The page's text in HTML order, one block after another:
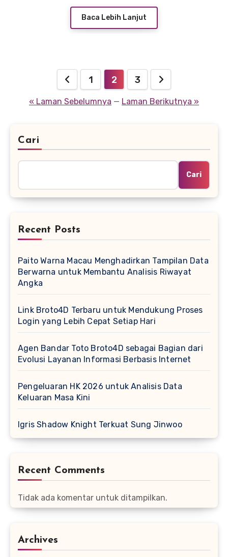
Baca Lebih Lanjut
Paginasi
pos
1 2 3
« Laman Sebelumnya — Laman Berikutnya »
Cari
Cari
Recent Posts
Paito Warna Macau Menghadirkan Tampilan Data
Berwarna untuk Membantu Analisis Riwayat
Angka
Link Broto4D Terbaru untuk Mendukung Proses
Login yang Lebih Cepat Setiap Hari
Agen Bandar Toto Broto4D sebagai Bagian dari
Evolusi Layanan Informasi Berbasis Internet
Pengeluaran HK 2026 untuk Analisis Data
Keluaran Masa Kini
Igris Shadow Knight Terkuat Sung Jinwoo
Recent Comments
Tidak ada komentar untuk ditampilkan.
Archives